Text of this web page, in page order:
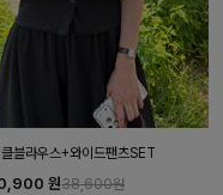
블라우스+와이드팬츠SET
원38,600원